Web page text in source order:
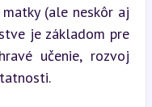
(ale neskôr aj
je základom pre
učenie, rozvoj